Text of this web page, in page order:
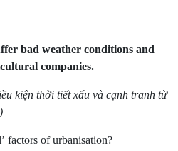
bad weather conditions and
companies.
kiện thời tiết xấu và cạnh tranh từ
factors of urbanisation?